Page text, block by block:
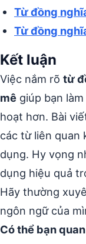
Từ đồng
Từ đồng
Kết luận
Việc nắm rõ từ
mê giúp bạn
hoạt hơn. Bài
các từ liên quan
dụng. Hy vọng
dụng hiệu quả
Hãy thường
ngôn ngữ của
Có thể bạn